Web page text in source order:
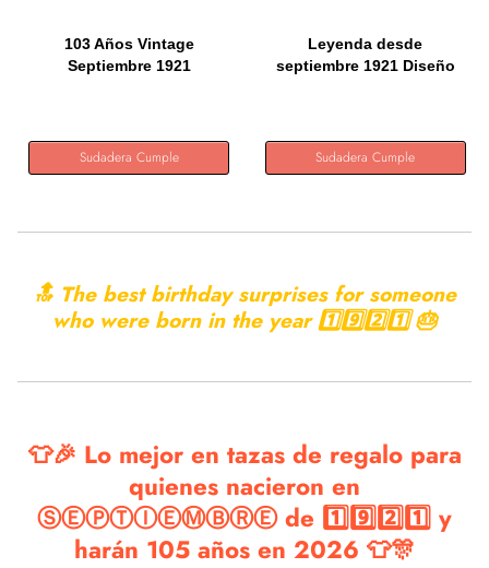
103 Años Vintage
Septiembre 1921
Sudadera Cumple
Leyenda desde
septiembre 1921 Diseño
Sudadera Cumple
🔝 The best birthday surprises for someone
who were born in the year 1️⃣9️⃣2️⃣1️⃣ 🎂
👕🎉 Lo mejor en tazas de regalo para
quienes nacieron en
ⓈⒺⓅⓉⒾⒺⓂⒷⓇⒺ de 1️⃣9️⃣2️⃣1️⃣ y
harán 105 años en 2026 👕🎊